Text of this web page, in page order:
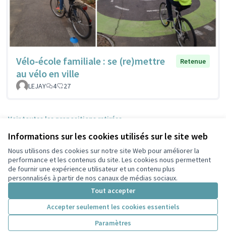
Informations sur les cookies utilisés sur le site web
Nous utilisons des cookies sur notre site Web pour améliorer la
performance et les contenus du site. Les cookies nous permettent
de fournir une expérience utilisateur et un contenu plus
personnalisés à partir de nos canaux de médias sociaux.
Tout accepter
Accepter seulement les cookies essentiels
Paramètres
Vélo-école familiale : se (re)mettre
au vélo en ville
Retenue
LEJAY 4 27
Voir toutes les propositions retirées
Conditions d'utilisation
Paramètres des cookies
Participez Villeurbanne sur X
(Lien externe)
Participez Villeurbanne sur Facebook
Participez Villeurbanne sur Instagram
Participez Villeurbanne sur YouTube
(Lien externe)
Site réalisé grâce aulogiciel libre Decidim .
Licence
(Lien